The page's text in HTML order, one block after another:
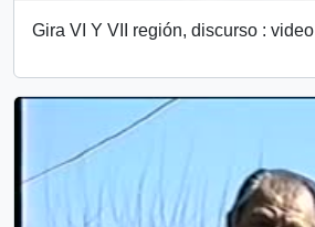
Gira VI Y VII región, discurso : video